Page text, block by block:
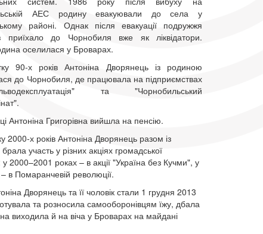
АЕС родину евакуювали до села у
районі. Однак після евакуації подружжя
приїхало до Чорнобиля вже як ліквідатори.
оселилася у Броварах.
90-х років Антоніна Дворянець із родиною
до Чорнобиля, де працювала на підприємствах
та "Чорнобильський
Антоніна Григорівна вийшла на пенсію.
2000-х років Антоніна Дворянець разом із
участь у різних акціях громадської
2000–2001 роках – в акції "Україна без Кучми", у
в Помаранчевій революції.
Дворянець та її чоловік стали 1 грудня 2013
та розносила самооборонівцям їжу, дбала
виходила й на віча у Броварах на майдані